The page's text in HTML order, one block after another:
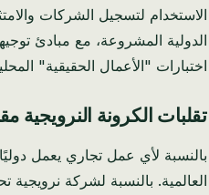
الدولية المشروعة، مع مبادئ
اختبارات "الأعمال الحقيقية"
تقلبات الكرونة